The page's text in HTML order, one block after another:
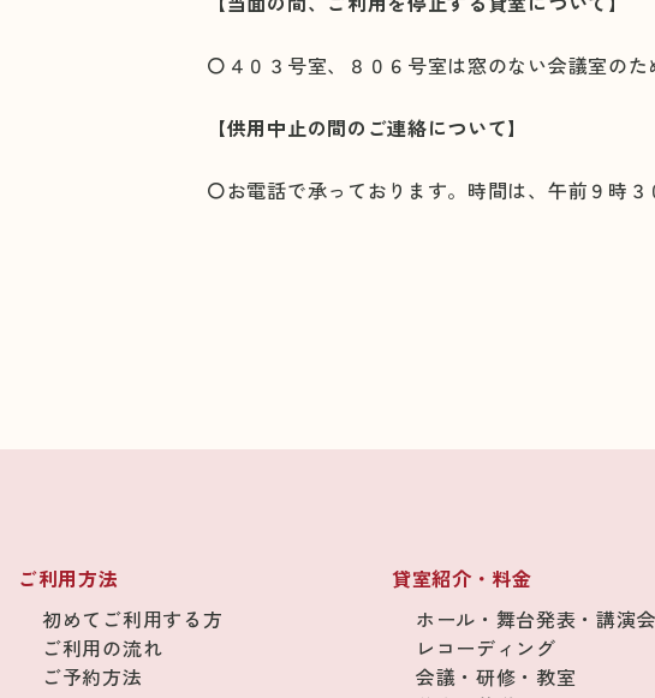
〇４０３号室、８０６号室は窓のない会議室の
【供用中止の間のご連絡について】
〇お電話で承っております。時間は、午前９時
ご利用方法
初めてご利用する方
ご利用の流れ
ご予約方法
貸室紹介・料金
ホール・舞台発表・講演会
レコーディング
会議・研修・教室